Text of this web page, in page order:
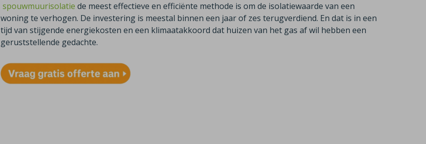
spouwmuurisolatie de meest effectieve en efficiënte methode is om de isolatiewaarde van een
woning te verhogen. De investering is meestal binnen een jaar of zes terugverdiend. En dat is in een
tijd van stijgende energiekosten en een klimaatakkoord dat huizen van het gas af wil hebben een
geruststellende gedachte.